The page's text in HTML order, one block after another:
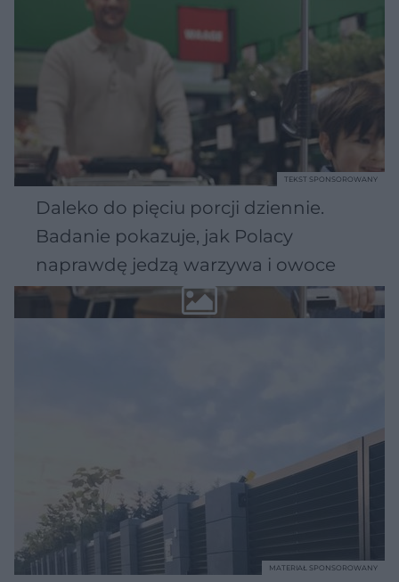
Daleko do pięciu porcji dziennie.
Badanie pokazuje, jak Polacy
naprawdę jedzą warzywa i owoce
TEKST SPONSOROWANY
MATERIAŁ SPONSOROWANY